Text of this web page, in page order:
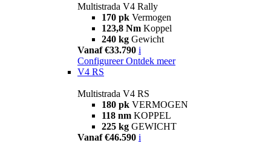
Multistrada V4 Rally
170 pk Vermogen
123,8 Nm Koppel
240 kg Gewicht
Vanaf €33.790 i
Configureer Ontdek meer
V4 RS
Multistrada V4 RS
180 pk VERMOGEN
118 nm KOPPEL
225 kg GEWICHT
Vanaf €46.590 i